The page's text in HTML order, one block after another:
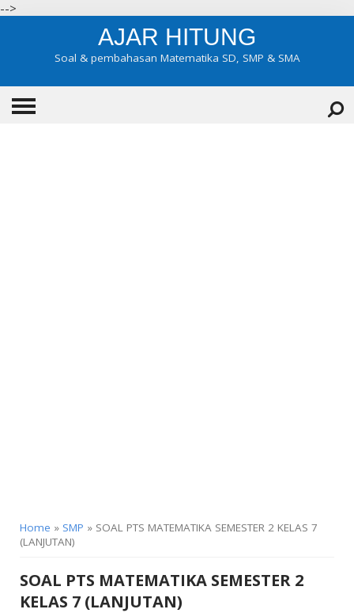
-->
AJAR HITUNG
Soal & pembahasan Matematika SD, SMP & SMA
Home » SMP » SOAL PTS MATEMATIKA SEMESTER 2 KELAS 7
(LANJUTAN)
SOAL PTS MATEMATIKA SEMESTER 2
KELAS 7 (LANJUTAN)